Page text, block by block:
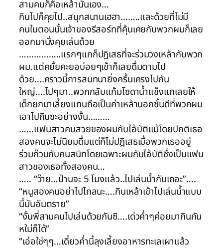
สามคนก็คือเหล้านั่นเอง…
กินไปก็คุยไป..สนุกสนานเฮฮา……..และด้วยที่ไม่มี
คนในตอนนั้นเจ้าของรีสอร์ทที่คุ้นเคยกับพวกผมก็เลย
ออกมานั่งคุยเล่นด้วย
……………..แรกๆแกก็ปฎิเสธที่จะร่วมวงเหล้ากับพวก
ผม.แต่คยั้ยคะยอบ่อยๆเข้าก็เลยดื่มตามไป
ด้วย….คราวนี้การสนทนายิ่งครื้นเครงไปกัน
ใหญ่….ไปๆมา..พวกกลับแก้มโซดาน้ำแข็งแกเลยให้
เด็กยกมาเลี้ยงแทนถือเป็นค่าเหล้านอกชั้นดีที่พวกผม
เอาไปกินซะอย่างงั้น………
……แฟนสาวคนสวยของผมกับไอ้บัติแม้โดยปกติเธอ
สองคนจะไม่นิยมดื่มแต่ก็ไม่ปฎิเสธเมื่อพวกเธออยู่
ร่วมก๊วนกับคนสนิทโดยเฉพาะผมกับไอ้บัติซึ่งเป็นแฟน
สาวของเธอทั้งสองคน…
….. “ว๊าย…ป่านจะ 5 โมงแล้ว..ไปเล่นน้ำกันเถอะ”….
“หนูสองคนอย่าไปไกลนะ….กินเหล้าเข้าไปเล่นน้ำแบบ
นี้มันอันตราย”
“งั้นพี่สามคนไปเล่นด้วยกันซิ….เด่วค่ำๆค่อยมากินกัน
หใม่ก็ได้”
“เอ่อใช่ๆๆ…เดี๋ยวค่ำนี้ลุงเลี้ยงอาหารทะเลเผาแล้ว